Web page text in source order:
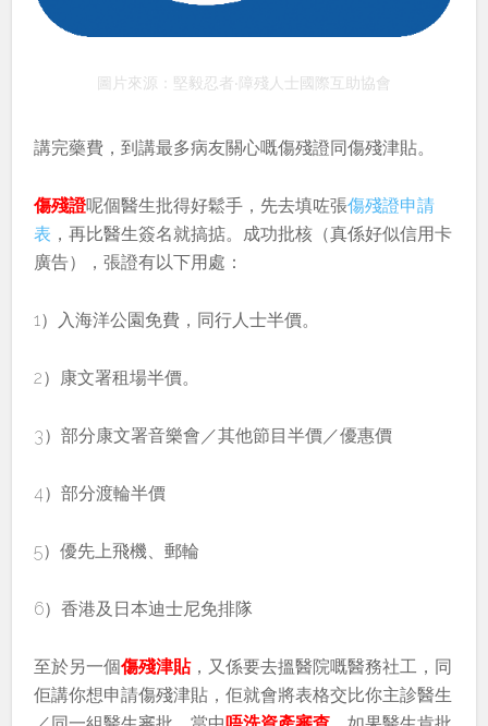
圖片來源：堅毅忍者‧障殘人士國際互助協會
講完藥費，到講最多病友關心嘅傷殘證同傷殘津貼。
傷殘證呢個醫生批得好鬆手，先去填咗張傷殘證申請
表 ，再比醫生簽名就搞掂。成功批核（真係好似信用卡
廣告），張證有以下用處：
1）入海洋公園免費，同行人士半價。
2）康文署租場半價。
3）部分康文署音樂會／其他節目半價／優惠價
4）部分渡輪半價
5）優先上飛機、郵輪
6）香港及日本迪士尼免排隊
至於另一個傷殘津貼，又係要去搵醫院嘅醫務社工，同
佢講你想申請傷殘津貼，佢就會將表格交比你主診醫生